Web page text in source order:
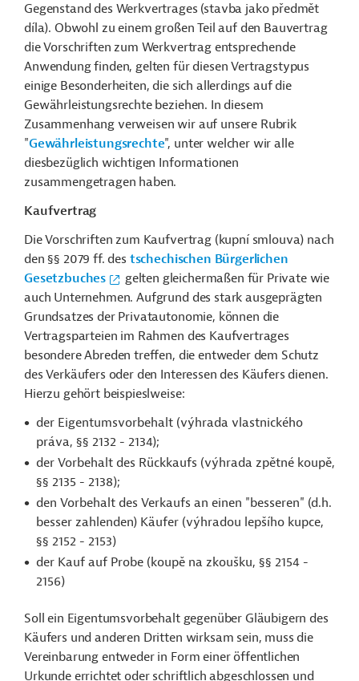
Gegenstand des Werkvertrages (stavba jako předmět
díla). Obwohl zu einem großen Teil auf den Bauvertrag
die Vorschriften zum Werkvertrag entsprechende
Anwendung finden, gelten für diesen Vertragstypus
einige Besonderheiten, die sich allerdings auf die
Gewährleistungsrechte beziehen. In diesem
Zusammenhang verweisen wir auf unsere Rubrik
"Gewährleistungsrechte", unter welcher wir alle
diesbezüglich wichtigen Informationen
zusammengetragen haben.
Kaufvertrag
Die Vorschriften zum Kaufvertrag (kupní smlouva) nach
den §§ 2079 ff. des tschechischen Bürgerlichen
Gesetzbuches
gelten gleichermaßen für Private wie
auch Unternehmen. Aufgrund des stark ausgeprägten
Grundsatzes der Privatautonomie, können die
Vertragsparteien im Rahmen des Kaufvertrages
besondere Abreden treffen, die entweder dem Schutz
des Verkäufers oder den Interessen des Käufers dienen.
Hierzu gehört beispieslweise:
der Eigentumsvorbehalt (výhrada vlastnického
práva, §§ 2132 - 2134);
der Vorbehalt des Rückkaufs (výhrada zpětné koupě,
§§ 2135 - 2138);
den Vorbehalt des Verkaufs an einen "besseren" (d.h.
besser zahlenden) Käufer (výhradou lepšího kupce,
§§ 2152 - 2153)
der Kauf auf Probe (koupě na zkoušku, §§ 2154 -
2156)
Soll ein Eigentumsvorbehalt gegenüber Gläubigern des
Käufers und anderen Dritten wirksam sein, muss die
Vereinbarung entweder in Form einer öffentlichen
Urkunde errichtet oder schriftlich abgeschlossen und